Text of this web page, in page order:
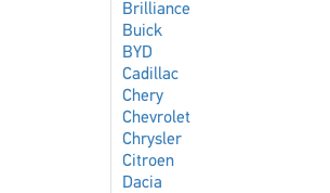
Brilliance
Buick
BYD
Cadillac
Chery
Chevrolet
Chrysler
Citroen
Dacia